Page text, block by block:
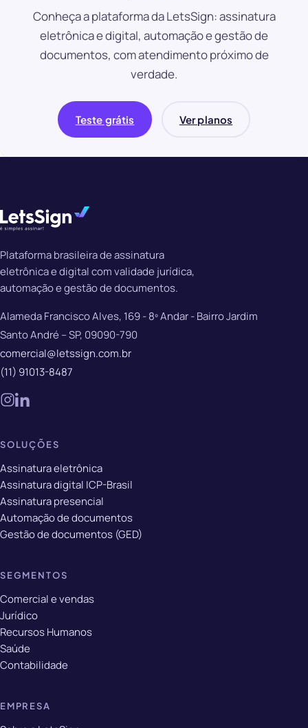
Conheça a plataforma da LetsSign: assinatura
eletrônica e digital, automação e gestão de
documentos, com atendimento próximo de
verdade.
Teste grátis Ver planos
Plataforma brasileira de assinatura
eletrônica e digital com validade jurídica,
automação e gestão de documentos.
Alameda Francisco Alves, 169 - 8º Andar - Bairro Jardim
Santo André – SP, 09090-790
comercial@letssign.com.br
(11) 91013-8487
SOLUÇÕES
Assinatura eletrônica
Assinatura digital ICP-Brasil
Assinatura presencial
Automação de documentos
Gestão de documentos (GED)
SEGMENTOS
Comercial e vendas
Jurídico
Recursos Humanos
Saúde
Contabilidade
EMPRESA